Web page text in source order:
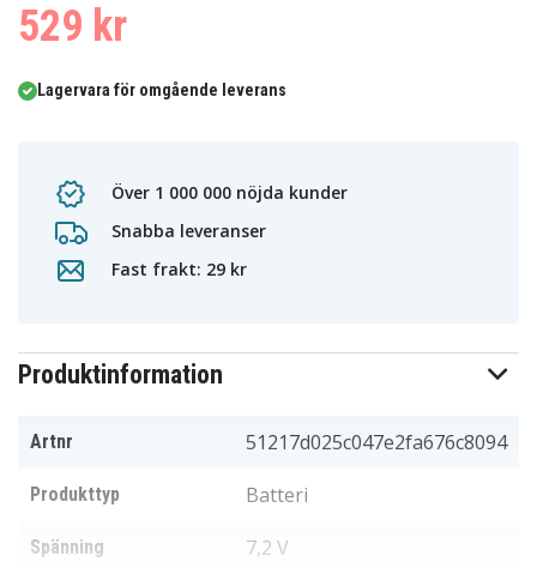
529 kr
Lagervara för omgående leverans
Över 1 000 000 nöjda kunder
Snabba leveranser
Fast frakt: 29 kr
Produktinformation
Artnr 51217d025c047e2fa676c8094
Produkttyp Batteri
Spänning 7,2 V